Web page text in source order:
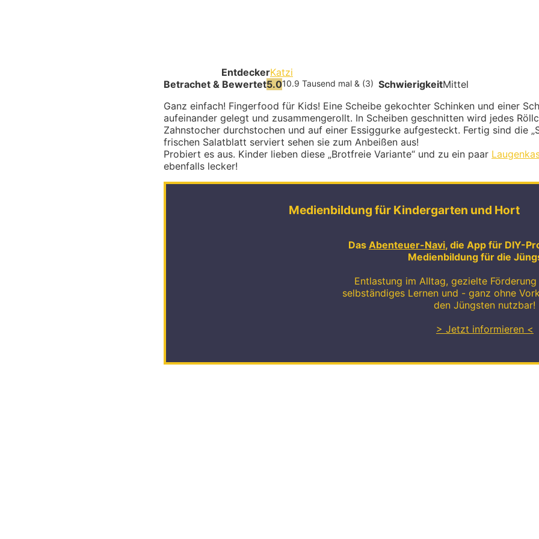
EntdeckerKatzi
Betrachet & Bewertet5.010.9 Tausend mal & (3) SchwierigkeitMittel
Ganz einfach! Fingerfood für Kids! Eine Scheibe gekochter Schinken und einer
aufeinander gelegt und zusammengerollt. In Scheiben geschnitten wird jedes
Zahnstocher durchstochen und auf einer Essiggurke aufgesteckt. Fertig sind die
frischen Salatblatt serviert sehen sie zum Anbeißen aus!
Probiert es aus. Kinder lieben diese „Brotfreie Variante“ und zu ein paar
ebenfalls lecker!
Medienbildung für Kindergarten und Hort
Das Abenteuer-Navi, die App für DIY-
Medienbildung für die
Entlastung im Alltag, gezielte Förderung
selbständiges Lernen und - ganz ohne
den Jüngsten nutzbar!
> Jetzt informieren <